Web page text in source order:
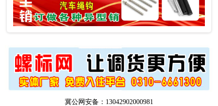
冀公网安备：13042902000981